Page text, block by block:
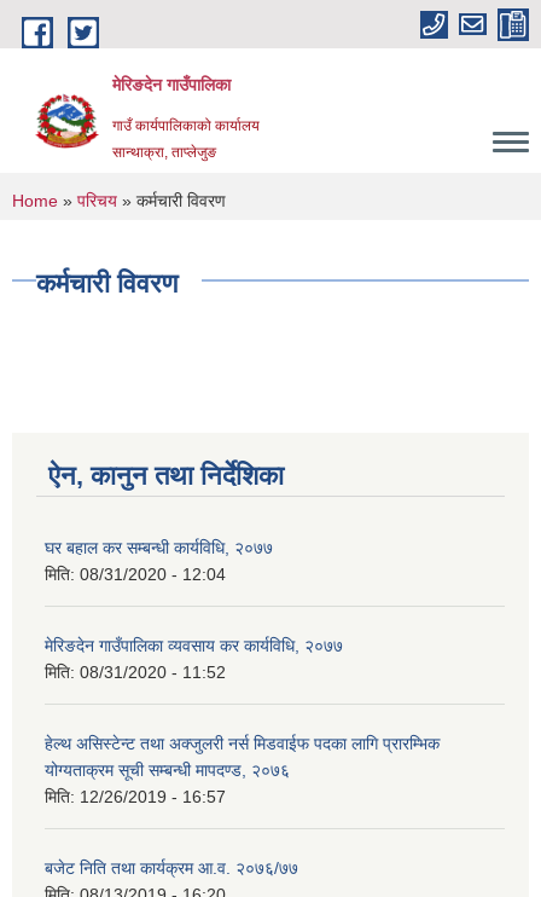
Skip to main content
मेरिङदेन गाउँपालिका
गाउँ कार्यपालिकाको कार्यालय
सान्थाक्रा, ताप्लेजुङ
You are here
Home » परिचय » कर्मचारी विवरण
कर्मचारी विवरण
ऐन, कानुन तथा निर्देशिका
घर बहाल कर सम्बन्धी कार्यविधि, २०७७
मिति: 08/31/2020 - 12:04
मेरिङदेन गाउँपालिका व्यवसाय कर कार्यविधि, २०७७
मिति: 08/31/2020 - 11:52
हेल्थ असिस्टेन्ट तथा अक्जुलरी नर्स मिडवाईफ पदका लागि प्रारम्भिक
योग्यताक्रम सूची सम्बन्धी मापदण्ड, २०७६
मिति: 12/26/2019 - 16:57
बजेट निति तथा कार्यक्रम आ.व. २०७६/७७